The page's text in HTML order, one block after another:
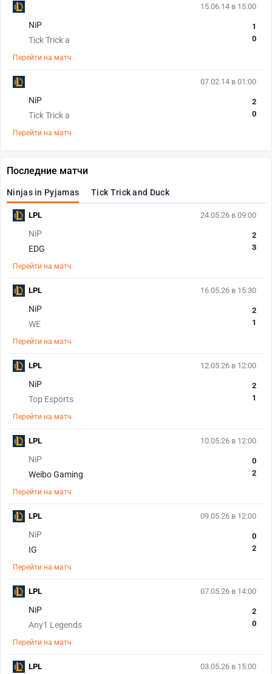
15.06.14 в 15:00
NiP
Tick Trick a
1
0
Перейти на матч
07.02.14 в 01:00
NiP
Tick Trick a
2
0
Перейти на матч
Последние матчи
Ninjas in Pyjamas Tick Trick and Duck
24.05.26 в 09:00
NiP
EDG
2
3
Перейти на матч
LPL
16.05.26 в 15:30
NiP
WE
2
1
Перейти на матч
LPL
12.05.26 в 12:00
NiP
Top Esports
2
1
Перейти на матч
LPL
10.05.26 в 12:00
NiP
Weibo Gaming
0
2
Перейти на матч
LPL
09.05.26 в 12:00
NiP
IG
0
2
Перейти на матч
LPL
07.05.26 в 14:00
NiP
Any1 Legends
2
0
Перейти на матч
LPL
03.05.26 в 15:00
LPL